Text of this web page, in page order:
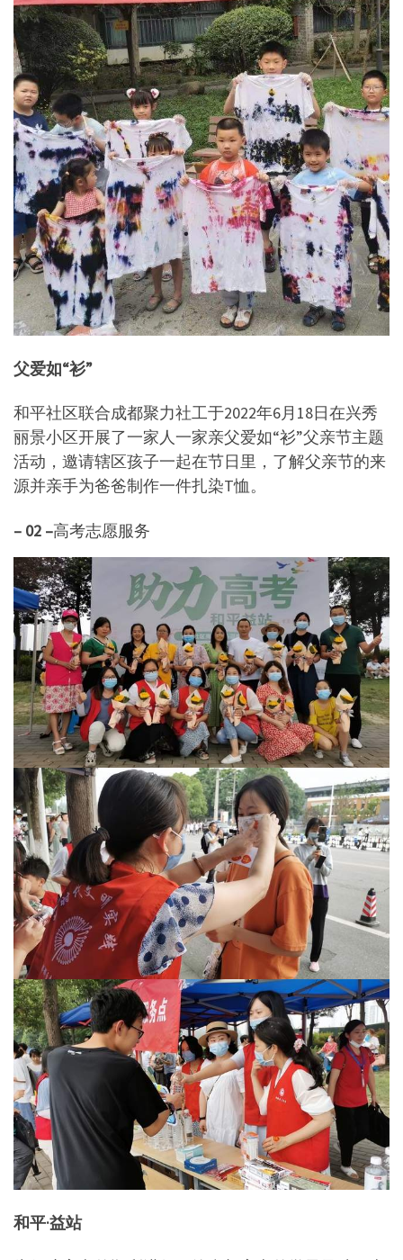
父爱如“衫”
和平社区联合成都聚力社工于2022年6月18日在兴秀
丽景小区开展了一家人一家亲父爱如“衫”父亲节主题
活动，邀请辖区孩子一起在节日里，了解父亲节的来
源并亲手为爸爸制作一件扎染T恤。
– 02 –高考志愿服务
和平·益站